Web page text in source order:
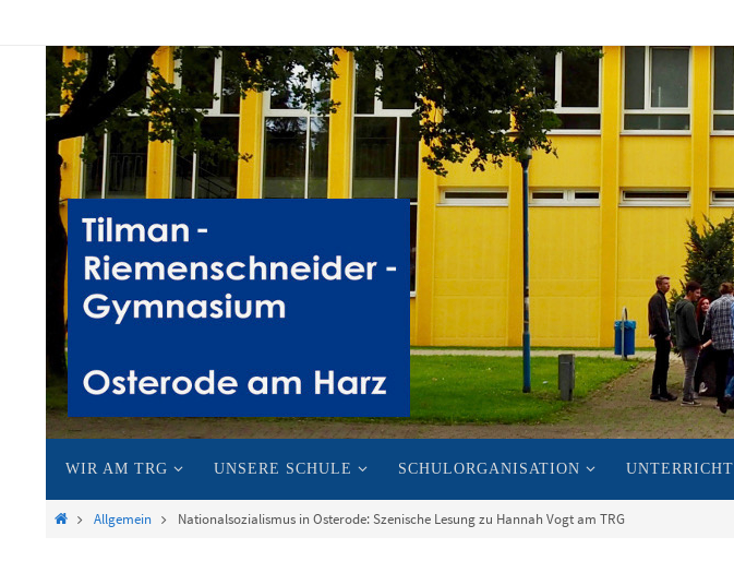
springen
Inhalt
WIR AM TRG UNSERE SCHULE SCHULORGANISATION UNTERRICHT
StartAllgemein Nationalsozialismus in Osterode: Szenische Lesung zu Hannah Vogt am TRG